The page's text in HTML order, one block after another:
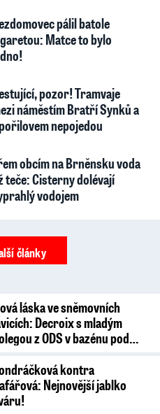
pálil batole
Matce to bylo
pozor! Tramvaje
náměstím Bratří Synků a
nepojedou
obcím na Brněnsku voda
teče: Cisterny dolévají
vodojem
články
láska ve sněmovních
Decroix s mladým
z ODS v bazénu pod…
kontra
Nejnovější jablko